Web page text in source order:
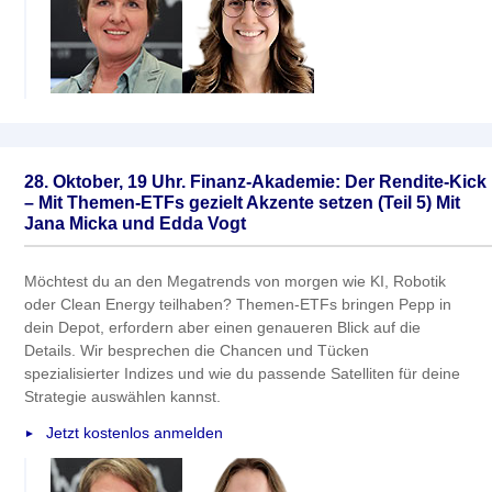
28. Oktober, 19 Uhr. Finanz-Akademie: Der Rendite-Kick
– Mit Themen-ETFs gezielt Akzente setzen (Teil 5) Mit
Jana Micka und Edda Vogt
Möchtest du an den Megatrends von morgen wie KI, Robotik
oder Clean Energy teilhaben? Themen-ETFs bringen Pepp in
dein Depot, erfordern aber einen genaueren Blick auf die
Details. Wir besprechen die Chancen und Tücken
spezialisierter Indizes und wie du passende Satelliten für deine
Strategie auswählen kannst.
Jetzt kostenlos anmelden